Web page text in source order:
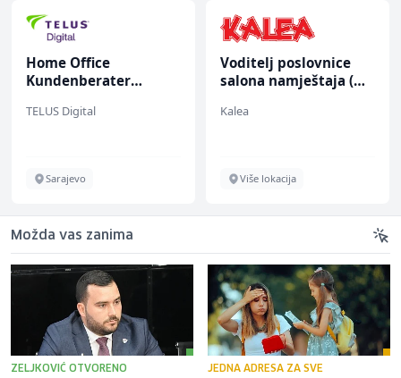
Home Office
Kundenberater
TELUS Digital
Sarajevo
Voditelj poslovnice
salona namještaja (m/
Kalea
Više lokacija
Možda vas zanima
ZELJKOVIĆ OTVORENO JEDNA ADRESA ZA SVE